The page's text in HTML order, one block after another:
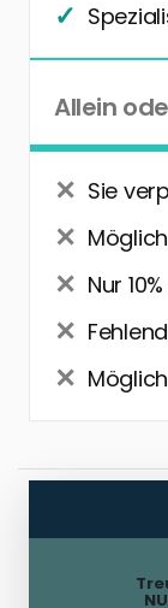
Allein
Sie
Nur